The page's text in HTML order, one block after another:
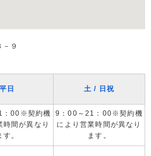
９
平日 土 / 日祝
：00※契約機
時間が異なり
す。
9：00～21：00※契約機
により営業時間が異なり
ます。